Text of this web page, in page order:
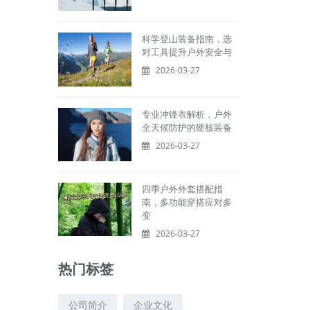
科学登山装备指南，选
对工具提升户外安全与
2026-03-27
专业冲锋衣解析，户外
全天候防护的硬核装备
2026-03-27
四季户外外套搭配指
南，多功能穿搭应对多
变
2026-03-27
热门标签
公司简介 企业文化